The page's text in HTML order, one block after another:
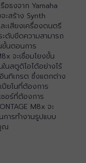
อธงจาก Yamaha
ะสร้าง Synth
เสียงเครื่องดนตรี
ดับขีดความสามารถ
ขั้นตอนการ
จะเชื่อมโยงขั้น
นสตูดิโอได้อย่างไร้
นทิเกรต ซึ่งแตกต่าง
ปียโนที่ต้องการ
อร์ที่ต้องการ
M8x จะ
ารทำงานรูปแบบ
ณ